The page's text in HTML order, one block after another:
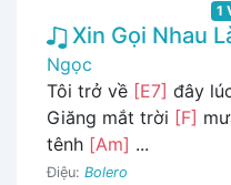
1
Xin Gọi Nhau
Ngọc
Tôi trở về [E7] đây
Giăng mắt trời [F]
tênh [Am] ...
Điệu: Bolero